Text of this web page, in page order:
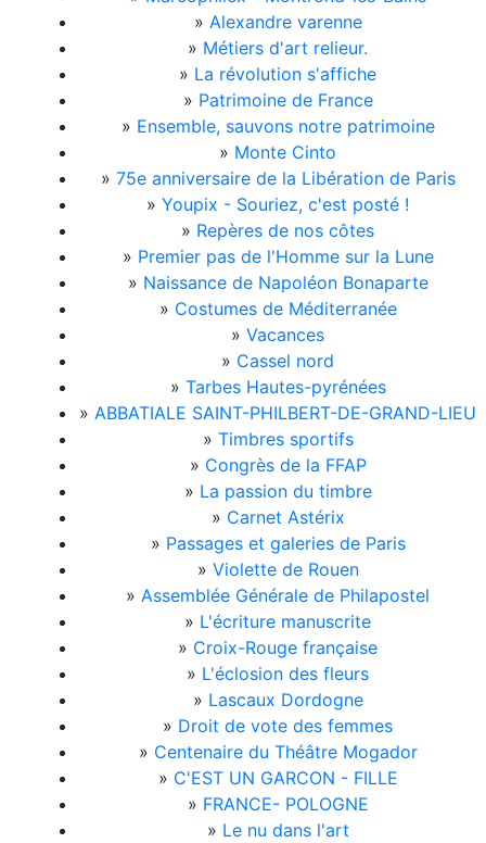
» Alexandre varenne
» Métiers d'art relieur.
» La révolution s'affiche
» Patrimoine de France
» Ensemble, sauvons notre patrimoine
» Monte Cinto
» 75e anniversaire de la Libération de Paris
» Youpix - Souriez, c'est posté !
» Repères de nos côtes
» Premier pas de l'Homme sur la Lune
» Naissance de Napoléon Bonaparte
» Costumes de Méditerranée
» Vacances
» Cassel nord
» Tarbes Hautes-pyrénées
» ABBATIALE SAINT-PHILBERT-DE-GRAND-LIEU
» Timbres sportifs
» Congrès de la FFAP
» La passion du timbre
» Carnet Astérix
» Passages et galeries de Paris
» Violette de Rouen
» Assemblée Générale de Philapostel
» L'écriture manuscrite
» Croix-Rouge française
» L'éclosion des fleurs
» Lascaux Dordogne
» Droit de vote des femmes
» Centenaire du Théâtre Mogador
» C'EST UN GARCON - FILLE
» FRANCE- POLOGNE
» Le nu dans l'art